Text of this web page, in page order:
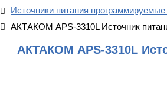
Источники питания
АКТАКОМ APS-3310L Источник
АКТАКОМ APS-3310L